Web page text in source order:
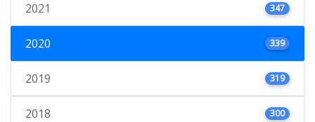
2021 347
2020 339
2019 319
2018 300